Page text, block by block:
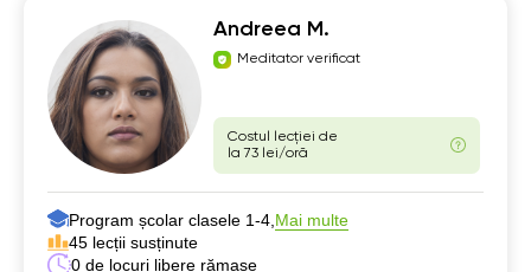
Andreea M.
Meditator verificat
Costul lecției de
la 73 lei/oră
Program școlar clasele 1-4, Mai multe
45 lecții susținute
0 de locuri libere rămase